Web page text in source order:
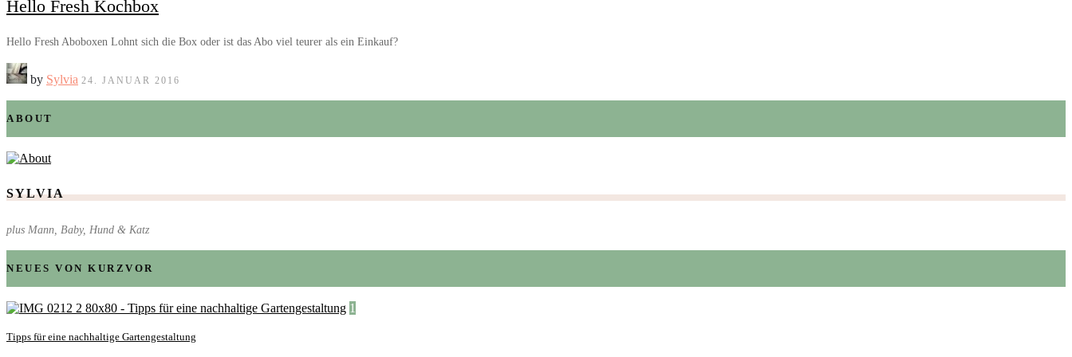
Hello Fresh Kochbox
Hello Fresh Aboboxen Lohnt sich die Box oder ist das Abo viel teurer als ein Einkauf?
by Sylvia 24. JANUAR 2016
ABOUT
SYLVIA
plus Mann, Baby, Hund & Katz
NEUES VON KURZVOR
1
Tipps für eine nachhaltige Gartengestaltung